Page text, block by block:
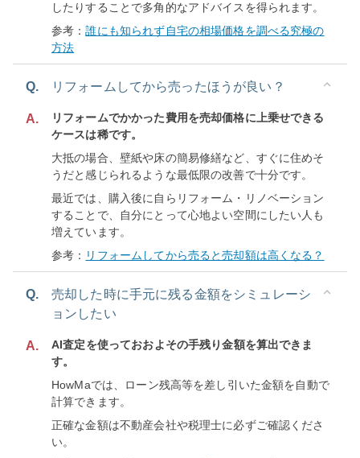
したりすることで多角的なアドバイスを得られます。
参考：誰にも知られず自宅の相場価格を調べる究極の
方法
Q. リフォームしてから売ったほうが良い？
A.
リフォームでかかった費用を売却価格に上乗せできる
ケースは稀です。
大抵の場合、壁紙や床の簡易修繕など、すぐに住めそ
うだと感じられるような最低限の改善で十分です。
最近では、購入後に自らリフォーム・リノベーション
することで、自分にとって心地よい空間にしたい人も
増えています。
参考： リフォームしてから売ると売却額は高くなる？
Q.
売却した時に手元に残る金額をシミュレーシ
ョンしたい
A.
AI査定を使っておおよその手残り金額を算出できま
す。
HowMaでは、ローン残高等を差し引いた金額を自動で
計算できます。
正確な金額は不動産会社や税理士に必ずご確認くださ
い。